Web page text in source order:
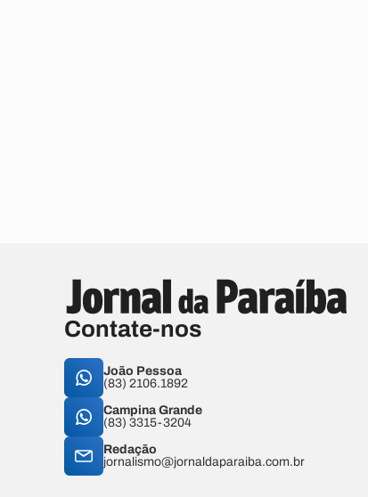
Contate-nos
João Pessoa
(83) 2106.1892
Campina Grande
(83) 3315-3204
Redação
jornalismo@jornaldaparaiba.com.br